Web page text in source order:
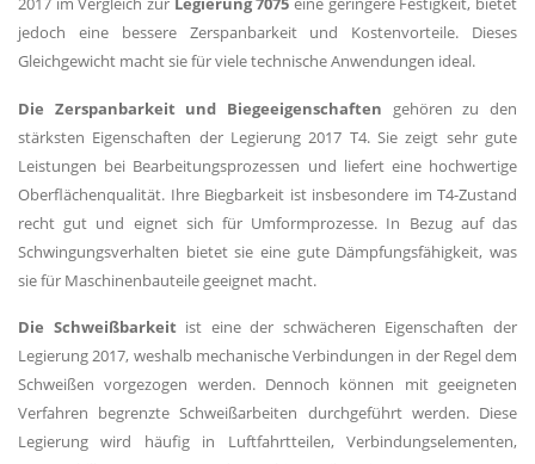
jedoch eine bessere Zerspanbarkeit und Kostenvorteile. Dieses
Gleichgewicht macht sie für viele technische Anwendungen ideal.
Die Zerspanbarkeit und Biegeeigenschaften gehören zu den
stärksten Eigenschaften der Legierung 2017 T4. Sie zeigt sehr gute
Leistungen bei Bearbeitungsprozessen und liefert eine hochwertige
Oberflächenqualität. Ihre Biegbarkeit ist insbesondere im T4-Zustand
recht gut und eignet sich für Umformprozesse. In Bezug auf das
Schwingungsverhalten bietet sie eine gute Dämpfungsfähigkeit, was
sie für Maschinenbauteile geeignet macht.
Die Schweißbarkeit ist eine der schwächeren Eigenschaften der
Legierung 2017, weshalb mechanische Verbindungen in der Regel dem
Schweißen vorgezogen werden. Dennoch können mit geeigneten
Verfahren begrenzte Schweißarbeiten durchgeführt werden. Diese
Legierung wird häufig in Luftfahrtteilen, Verbindungselementen,